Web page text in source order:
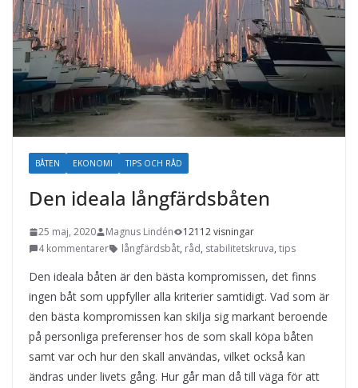
BÅTEN EKONOMI TIPS OCH RÅD
Den ideala långfärdsbåten
25 maj, 2020 Magnus Lindén
12112 visningar
4 kommentarer
långfärdsbåt, råd, stabilitetskruva, tips
Den ideala båten är den bästa kompromissen, det finns
ingen båt som uppfyller alla kriterier samtidigt. Vad som är
den bästa kompromissen kan skilja sig markant beroende
på personliga preferenser hos de som skall köpa båten
samt var och hur den skall användas, vilket också kan
ändras under livets gång. Hur går man då till väga för att